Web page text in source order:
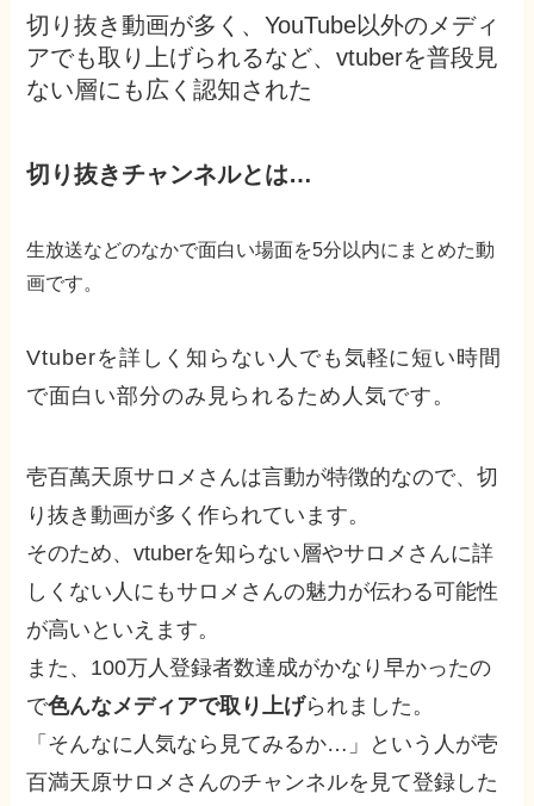
切り抜き動画が多く、YouTube以外のメディ
アでも取り上げられるなど、vtuberを普段見
ない層にも広く認知された
切り抜きチャンネルとは…
生放送などのなかで面白い場面を5分以内にまとめた動
画です。
Vtuberを詳しく知らない人でも気軽に短い時間
で面白い部分のみ見られるため人気です。
壱百萬天原サロメさんは言動が特徴的なので、切
り抜き動画が多く作られています。
そのため、vtuberを知らない層やサロメさんに詳
しくない人にもサロメさんの魅力が伝わる可能性
が高いといえます。
また、100万人登録者数達成がかなり早かったの
で色んなメディアで取り上げられました。
「そんなに人気なら見てみるか…」という人が壱
百満天原サロメさんのチャンネルを見て登録した